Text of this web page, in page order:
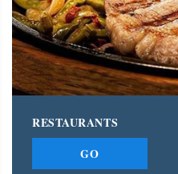
RESTAURANTS
GO